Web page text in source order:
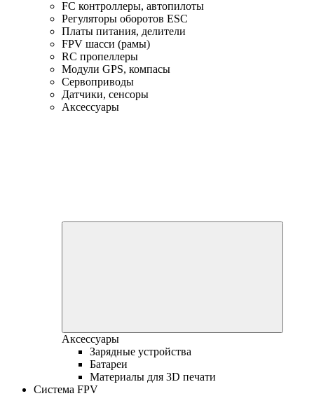
FC контроллеры, автопилоты
Регуляторы оборотов ESC
Платы питания, делители
FPV шасси (рамы)
RC пропеллеры
Модули GPS, компасы
Сервоприводы
Датчики, сенсоры
Аксессуары
Аксессуары
Зарядные устройства
Батареи
Материалы для 3D печати
Система FPV